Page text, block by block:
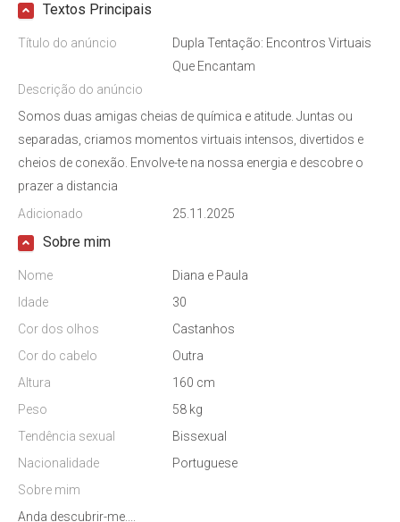
Textos Principais
Título do anúncio
Dupla Tentação: Encontros Virtuais
Que Encantam
Descrição do anúncio
Somos duas amigas cheias de química e atitude. Juntas ou
separadas, criamos momentos virtuais intensos, divertidos e
cheios de conexão. Envolve-te na nossa energia e descobre o
prazer a distancia
Adicionado
25.11.2025
Sobre mim
Nome
Diana e Paula
Idade
30
Cor dos olhos
Castanhos
Cor do cabelo
Outra
Altura
160 cm
Peso
58 kg
Tendência sexual
Bissexual
Nacionalidade
Portuguese
Sobre mim
Anda descubrir-me....